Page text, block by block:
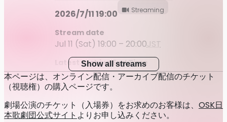
2026/7/11 19:00
Streaming
Stream date
Jul 11 (Sat) 19:00 – 20:00JST
Latest Archive End Time
Jul 18 (Sat) 23:59JST
2026/7/12 11:30
Stream date
Show all streams
本ページは、オンライン配信・アーカイブ配信のチケット
（視聴権）の購入ページです。
劇場公演のチケット（入場券）をお求めのお客様は、 OSK日
本歌劇団公式サイト よりお申し込みください。